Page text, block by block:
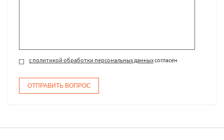
с политикой обработки персональных данныхсогласен